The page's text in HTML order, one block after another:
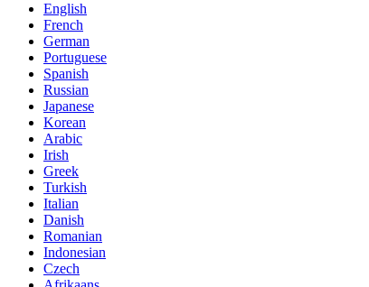
English
French
German
Portuguese
Spanish
Russian
Japanese
Korean
Arabic
Irish
Greek
Turkish
Italian
Danish
Romanian
Indonesian
Czech